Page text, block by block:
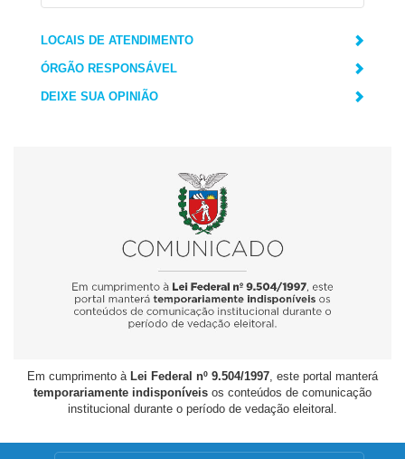
LOCAIS DE ATENDIMENTO
ÓRGÃO RESPONSÁVEL
DEIXE SUA OPINIÃO
Em cumprimento à Lei Federal nº 9.504/1997, este portal manterá
temporariamente indisponíveis os conteúdos de comunicação
institucional durante o período de vedação eleitoral.